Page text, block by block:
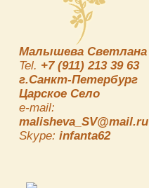
Малышева Светлана
Tel. +7 (911) 213 39 63
г.Санкт-Петербург
Царское Село
e-mail:
malisheva_SV@mail.ru
Skype: infanta62